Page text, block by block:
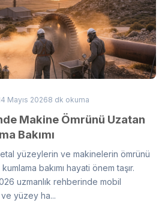
Mayıs 20268 dk okuma
Makine Ömrünü Uzatan
Bakımı
yüzeylerin ve makinelerin ömrünü
bakımı hayati önem taşır.
uzmanlık rehberinde mobil
yüzey ha...